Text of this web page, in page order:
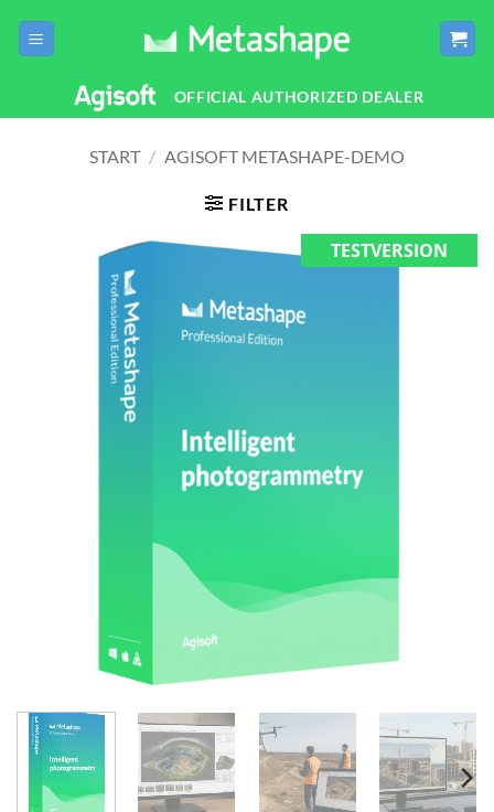
Inhalt
OFFICIAL AUTHORIZED DEALER
START / AGISOFT METASHAPE-DEMO
FILTER
TESTVERSION